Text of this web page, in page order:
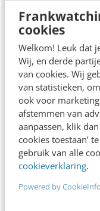
cookies
Welkom! Leuk dat
Wij, en derde
van cookies. Wij
van statistieken,
ook voor
afstemmen van
aanpassen, klik dan
cookies toestaan’
gebruik van alle
cookieverklaring.
Powered by CookieInfo